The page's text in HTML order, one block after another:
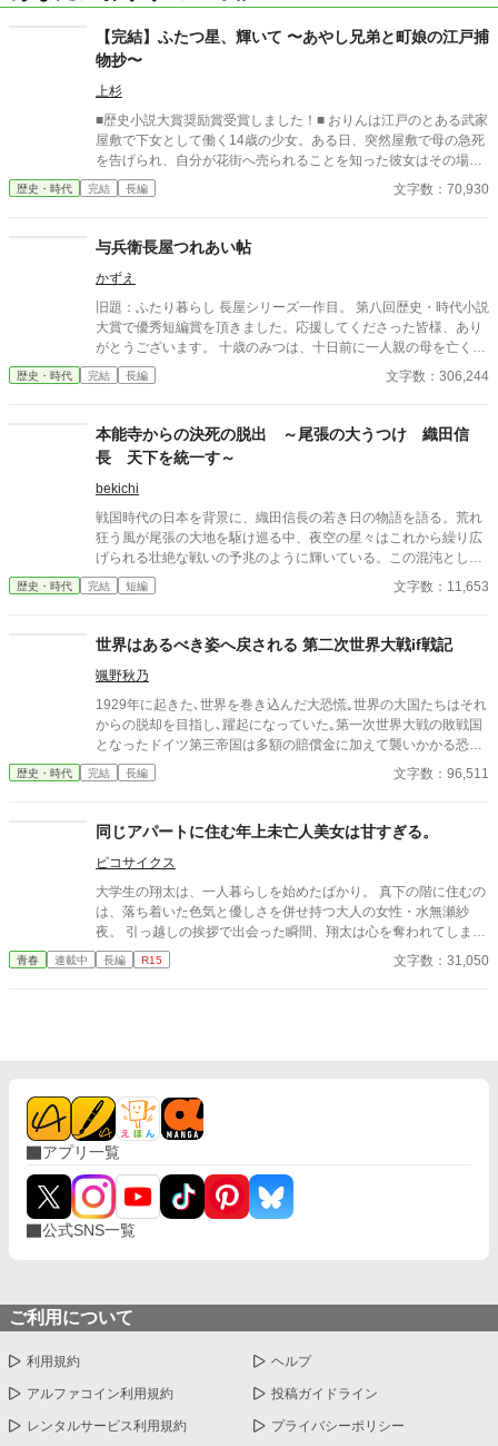
【完結】ふたつ星、輝いて 〜あやし兄弟と町娘の江戸捕
物抄〜
上杉
■歴史小説大賞奨励賞受賞しました！■ おりんは江戸のとある武家
屋敷で下女として働く14歳の少女。ある日、突然屋敷で母の急死
を告げられ、自分が花街へ売られることを知った彼女はその場か
ら逃げだした。 母は殺されたのかもしれない――そんな絶望のど
ん底にいたおりんに声をかけたのは、奉行所で同心として働く有
で住み込みで働くことが決まる。そこで彼の兄――有島清之進と
ともに生活を始めるのだが、病弱という噂とはかけ離れた腕っぷ
しのよさに、おりんは驚きを隠せない。 そうしてともに生活しな
がら少しづつ心を開いていった――その矢先のことだった。 母の
命を奪った犯人が発覚すると同時に、何故か兄清之進に凶刃が迫
り――。 とある秘密を抱えた兄弟と町娘おりんの紡ぐ江戸捕物抄
件などは、史実を踏んでいます。 皆さまご評価頂きありがとうご
歴史・時代 完結 長編 文字数：70,930
与兵衛長屋つれあい帖
かずえ
旧題：ふたり暮らし 長屋シリーズ一作目。 第八回歴史・時代小説
大賞で優秀短編賞を頂きました。応援してくださった皆様、あり
がとうございます。 十歳のみつは、十日前に一人親の母を亡くし
たばかり。幸い、母の蓄えがあり、自分の裁縫の腕の良さもあっ
て、何とか今まで通り長屋で暮らしていけそうだ。 頼まれた繕い
一人で寂しかったみつは、拾った男の子と二人で暮らし始めた。
歴史・時代 完結 長編 文字数：306,244
本能寺からの決死の脱出 ～尾張の大うつけ 織田信
長 天下を統一す～
bekichi
戦国時代の日本を背景に、織田信長の若き日の物語を語る。荒れ
狂う風が尾張の大地を駆け巡る中、夜空の星々はこれから繰り広
げられる壮絶な戦いの予兆のように輝いている。この混沌とした
時代において、信長はまだ無名であったが、彼の野望はやがて天
下を揺るがすことになる。信長は、父・信秀の治世に疑問を持ち
されることもあれば期待の星と讃えられることもあった。彼の目
標は、乱世を統一し平和な時代を創ることにあった。物語は信長
の足跡を追い、若き日の友情、父との確執、大名との駆け引きを
描く。信長の人生は、斎藤道三、明智光秀、羽柴秀吉、徳川家
康、伊達政宗といった時代の英傑たちとの交流とともに、一つの
大きな物語を形成する。この物語は、信長の未知なる野望の軌跡
歴史・時代 完結 短編 文字数：11,653
世界はあるべき姿へ戻される 第二次世界大戦if戦記
颯野秋乃
1929年に起きた､世界を巻き込んだ大恐慌｡世界の大国たちはそれ
からの脱却を目指し､躍起になっていた｡第一次世界大戦の敗戦国
となったドイツ第三帝国は多額の賠償金に加えて襲いかかる恐慌
に国の存続の危機に陥っていた｡援助の約束をしたアメリカは恐慌
を理由に賠償金の支援を破棄｡フランスは､自らを救うために支払
ために､世界に隠しながら軍備の拡張に奔走することになる｡ ま
た､極東の国大日本帝国｡関係の悪化の一途を辿る日米関係によっ
て受ける経済的打撃に苦しんでいた｡ その解決法として提案され
た大東亜共栄圏｡東南アジア諸国及び中国を含めた大経済圏､生存
圏の構築に力を注ごうとしていた｡ この小説は､ドイツ第三帝国と
大日本帝国の2視点で進んでいく｡現代では有り得なかった様々な
はいかなる思想を賛美､賞賛するものでは無い｡ この小説は現代と
歴史・時代 完結 長編 文字数：96,511
同じアパートに住む年上未亡人美女は甘すぎる。
ピコサイクス
大学生の翔太は、一人暮らしを始めたばかり。 真下の階に住むの
は、落ち着いた色気と優しさを併せ持つ大人の女性・水無瀬紗
夜。 引っ越しの挨拶で出会った瞬間、翔太は心を奪われてしま
う。 偶然にもアルバイト先のスーパーで再会した彼女は、翔太を
すぐに採用し、温かく仕事を教えてくれる存在だった。 ある日の
青春 連載中 長編 R15 文字数：31,050
アプリ一覧
公式SNS一覧
ご利用について
利用規約 ヘルプ
アルファコイン利用規約 投稿ガイドライン
レンタルサービス利用規約 プライバシーポリシー